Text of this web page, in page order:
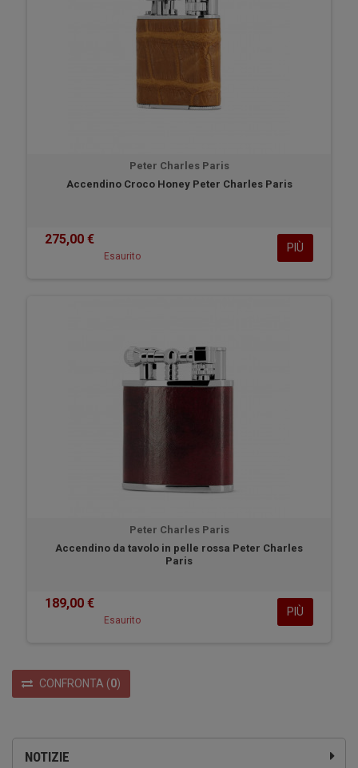
NOTIZIE
Peter Charles Paris
Accendino Croco Honey Peter Charles Paris
275,00 €
Esaurito
PIÙ
Peter Charles Paris
Accendino da tavolo in pelle rossa Peter Charles
Paris
189,00 €
Esaurito
PIÙ
CONFRONTA (0)